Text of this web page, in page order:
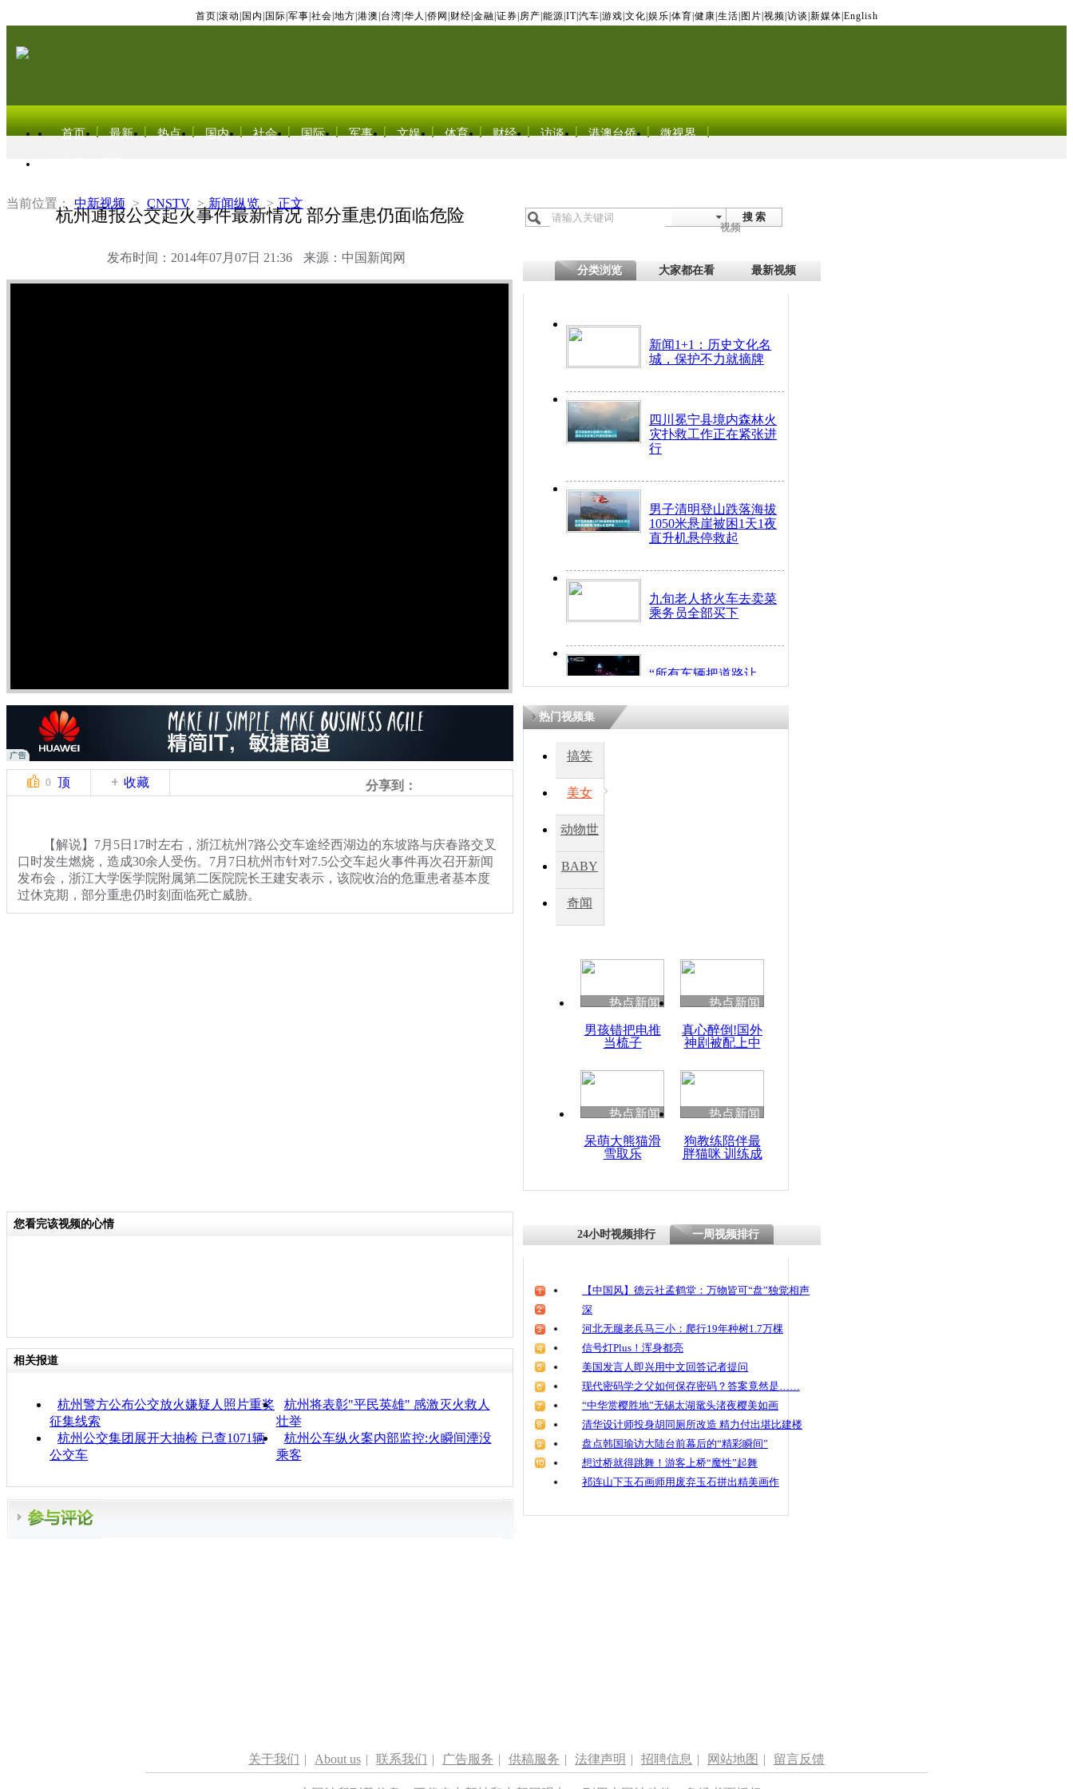
首页 滚动 国内 国际 军事 社会 地方 港澳 台湾 华人 侨网 财经 金融 证券 房产 能源 IT| 汽车 游戏 文化 娱乐 体育 健康 生活 图片 视频 访谈 新媒体 English
首页 最新 热点 国内 社会 国际 军事 文娱 体育 财经 访谈 港澳台侨 微视界
当前位置： 中新视频 > CNSTV > 新闻纵览 > 正文
杭州通报公交起火事件最新情况 部分重患仍面临危险
发布时间：2014年07月07日 21:36 来源：中国新闻网
搜 索
视频
分类浏览 大家都在看 最新视频
新闻1+1：历史文化名
城，保护不力就摘牌
四川冕宁县境内森林火
灾扑救工作正在紧张进
行
男子清明登山跌落海拔
1050米悬崖被困1天1夜
直升机悬停救起
九旬老人挤火车去卖菜
乘务员全部买下
“所有车辆把道路让
开！”儿童突发疾病交
因
度苗族花山节
魂
0 顶 收藏 分享到：
【解说】7月5日17时左右，浙江杭州7路公交车途经西湖边的东坡路与庆春路交叉
口时发生燃烧，造成30余人受伤。7月7日杭州市针对7.5公交车起火事件再次召开新闻
发布会，浙江大学医学院附属第二医院院长王建安表示，该院收治的危重患者基本度
过休克期，部分重患仍时刻面临死亡威胁。
热门视频集
搞笑
美女
动物世
BABY
秀
奇闻
热点新闻
男孩错把电推
当梳子
热点新闻
真心醉倒!国外
神剧被配上中
热点新闻
呆萌大熊猫滑
雪取乐
热点新闻
狗教练陪伴最
胖猫咪 训练成
您看完该视频的心情
相关报道
杭州警方公布公交放火嫌疑人照片重奖
征集线索
杭州将表彰"平民英雄" 感激灭火救人
壮举
杭州公交集团展开大抽检 已查1071辆
公交车
杭州公车纵火案内部监控:火瞬间湮没
乘客
24小时视频排行 一周视频排行
【中国风】德云社孟鹤堂：万物皆可“盘”独觉相声
深
河北无腿老兵马三小：爬行19年种树1.7万棵
信号灯Plus！浑身都亮
美国发言人即兴用中文回答记者提问
现代密码学之父如何保存密码？答案竟然是……
“中华赏樱胜地”无锡太湖鼋头渚夜樱美如画
清华设计师投身胡同厕所改造 精力付出堪比建楼
盘点韩国瑜访大陆台前幕后的“精彩瞬间”
想过桥就得跳舞！游客上桥“魔性”起舞
祁连山下玉石画师用废弃玉石拼出精美画作
关于我们 | About us | 联系我们 | 广告服务 | 供稿服务 | 法律声明 | 招聘信息 | 网站地图 | 留言反馈